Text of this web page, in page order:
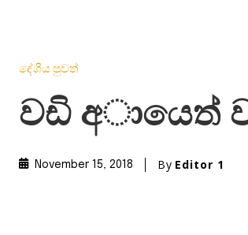
දේශීය පුවත්
වඩි අායෙත්
November 15, 2018 By Editor 1